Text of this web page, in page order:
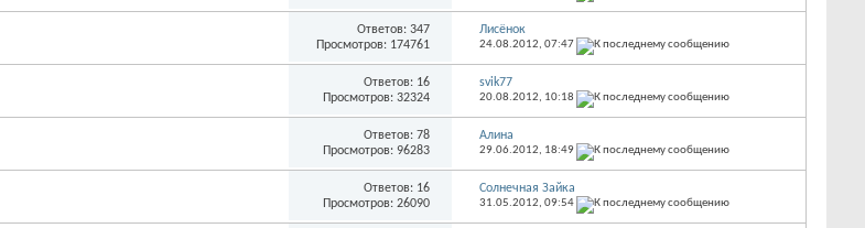
Ответов: 347
Просмотров: 174761
Лисёнок
24.08.2012, 07:47
Ответов: 16
Просмотров: 32324
svik77
20.08.2012, 10:18
Ответов: 78
Просмотров: 96283
Алина
29.06.2012, 18:49
Ответов: 16
Просмотров: 26090
Солнечная Зайка
31.05.2012, 09:54